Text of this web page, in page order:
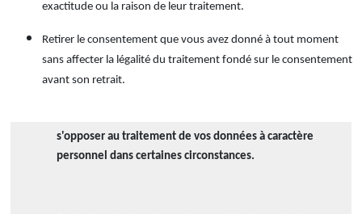
exactitude ou la raison de leur traitement.
Retirer le consentement que vous avez donné à tout moment
sans affecter la légalité du traitement fondé sur le consentement
avant son retrait.
s'opposer au traitement de vos données à caractère
personnel dans certaines circonstances.